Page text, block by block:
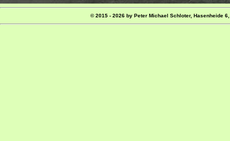
© 2015 - 2026 by Peter Michael Schloter,